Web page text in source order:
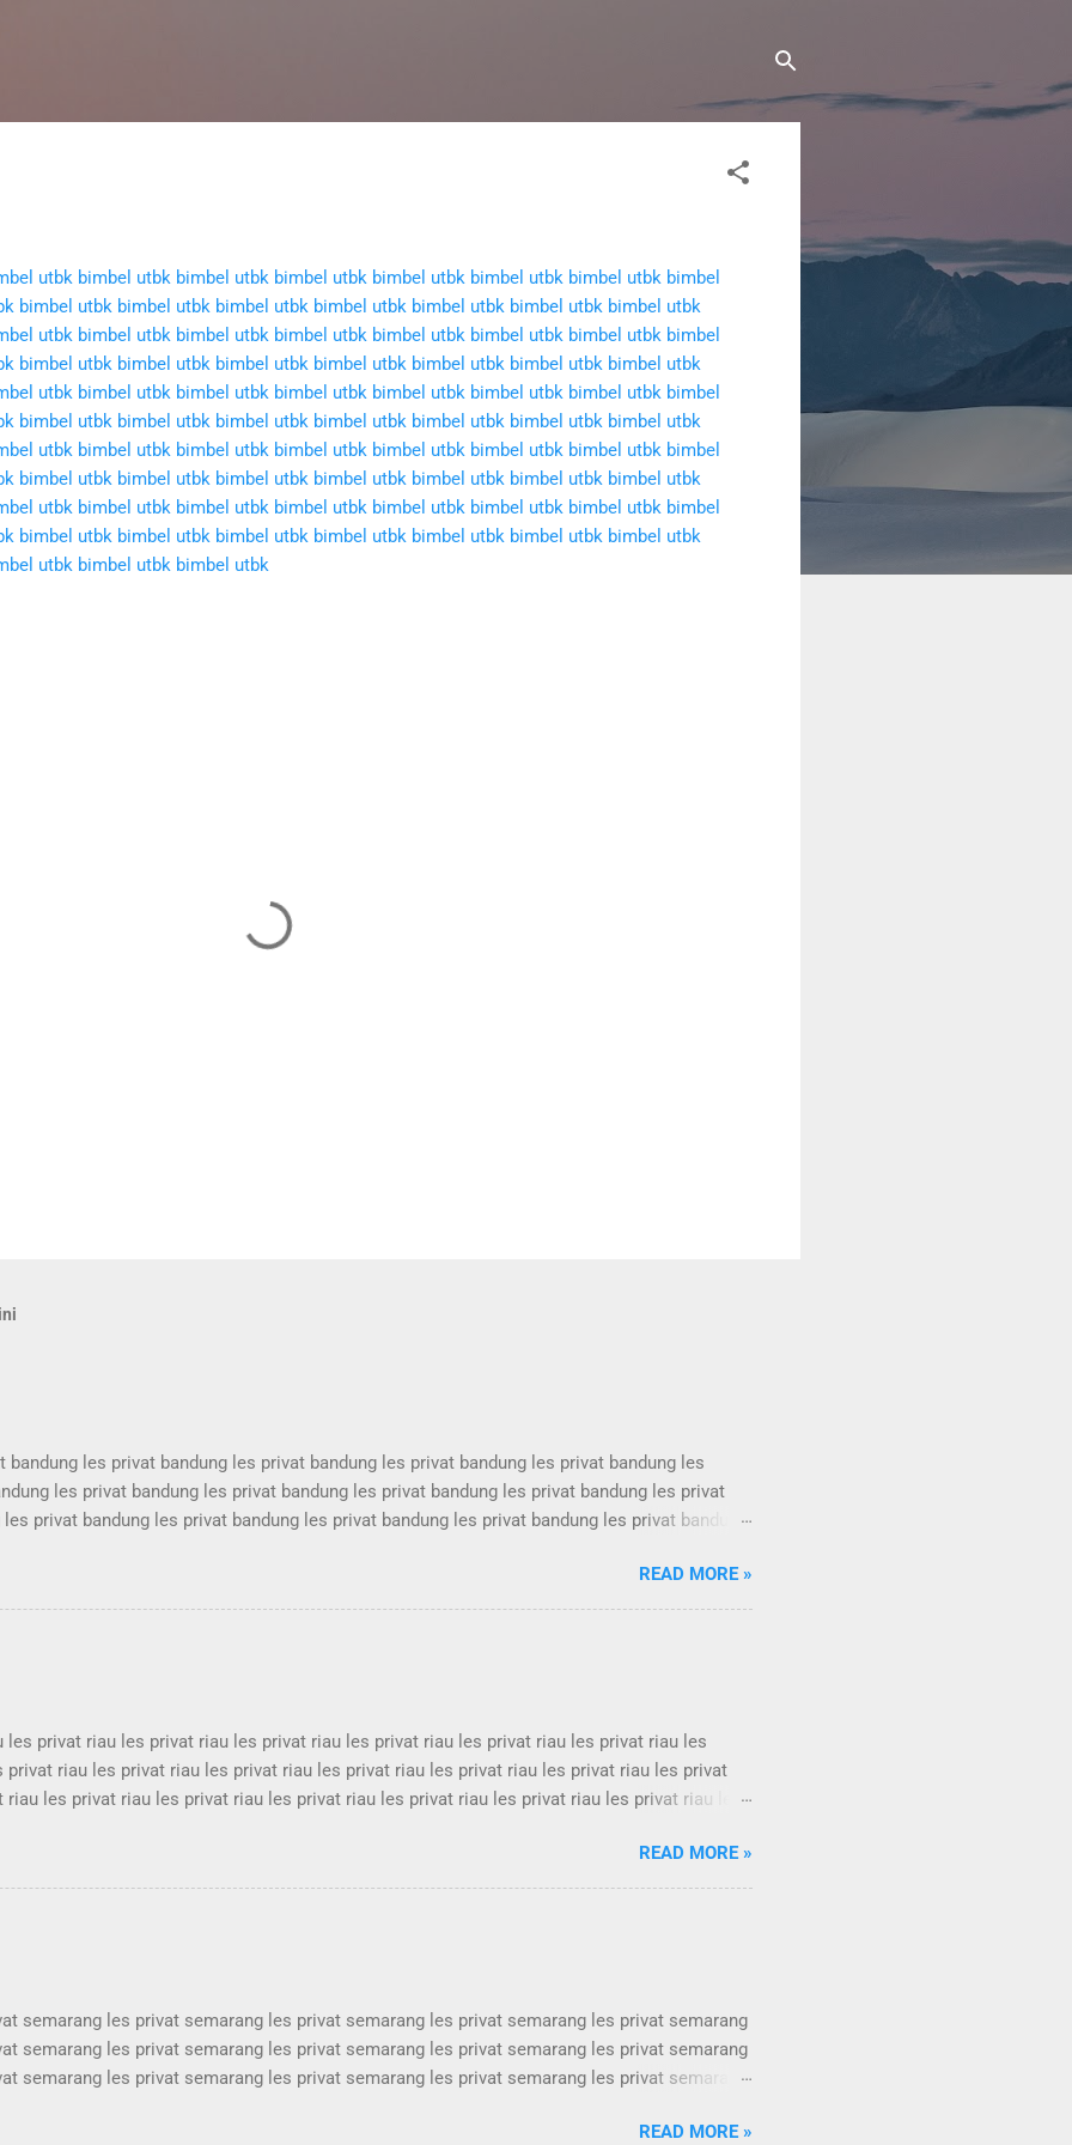
utbk bimbel utbk bimbel utbk bimbel utbk bimbel utbk bimbel utbk bimbel utbk bimbel
bimbel utbk bimbel utbk bimbel utbk bimbel utbk bimbel utbk bimbel utbk bimbel utbk
utbk bimbel utbk bimbel utbk bimbel utbk bimbel utbk bimbel utbk bimbel utbk bimbel
bimbel utbk bimbel utbk bimbel utbk bimbel utbk bimbel utbk bimbel utbk bimbel utbk
utbk bimbel utbk bimbel utbk bimbel utbk bimbel utbk bimbel utbk bimbel utbk bimbel
bimbel utbk bimbel utbk bimbel utbk bimbel utbk bimbel utbk bimbel utbk bimbel utbk
utbk bimbel utbk bimbel utbk bimbel utbk bimbel utbk bimbel utbk bimbel utbk bimbel
bimbel utbk bimbel utbk bimbel utbk bimbel utbk bimbel utbk bimbel utbk bimbel utbk
utbk bimbel utbk bimbel utbk bimbel utbk bimbel utbk bimbel utbk bimbel utbk bimbel
bimbel utbk bimbel utbk bimbel utbk bimbel utbk bimbel utbk bimbel utbk bimbel utbk
utbk bimbel utbk bimbel utbk
bandung les privat bandung les privat bandung les privat bandung les privat bandung les
les privat bandung les privat bandung les privat bandung les privat bandung les privat
privat bandung les privat bandung les privat bandung les privat bandung les privat bandung
les privat bandung les privat bandung les privat bandung les privat bandung les privat
privat bandung les privat bandung les privat bandung les privat bandung les privat bandung
les privat bandung les privat bandung les privat bandung les privat bandung les
les privat bandung les privat bandung les privat bandung les privat bandung ...
READ MORE »
les privat riau les privat riau les privat riau les privat riau les privat riau les privat riau les
privat riau les privat riau les privat riau les privat riau les privat riau les privat riau les privat
les privat riau les privat riau les privat riau les privat riau les privat riau les privat riau les
riau les privat riau les privat riau les privat riau les privat riau les privat riau les privat riau les
riau les privat riau les privat riau les privat riau les privat riau les privat riau les privat
les privat riau les privat riau les privat riau les privat riau les privat riau les privat ria...
READ MORE »
semarang les privat semarang les privat semarang les privat semarang les privat semarang
semarang les privat semarang les privat semarang les privat semarang les privat semarang
semarang les privat semarang les privat semarang les privat semarang les privat semarang
semarang les privat semarang les privat semarang les privat semarang les privat semarang
READ MORE »